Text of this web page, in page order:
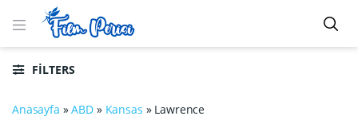
FILTERS
Anasayfa »ABD » Kansas » Lawrence